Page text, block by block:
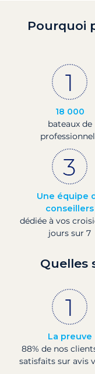
Pourquoi
18 000
bateaux de
Une équipe
conseillers
dédiée à vos
jours sur 7
Quelles
La preuve
88% de nos
satisfaits sur avis